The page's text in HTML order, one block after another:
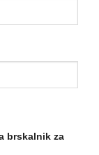
brskalnik za